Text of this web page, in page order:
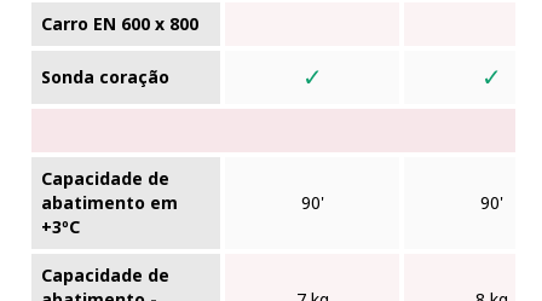
Carro EN 600 x 800
Sonda coração ✓ ✓
Capacidade de
abatimento em
+3ºC
90' 90'
Capacidade de